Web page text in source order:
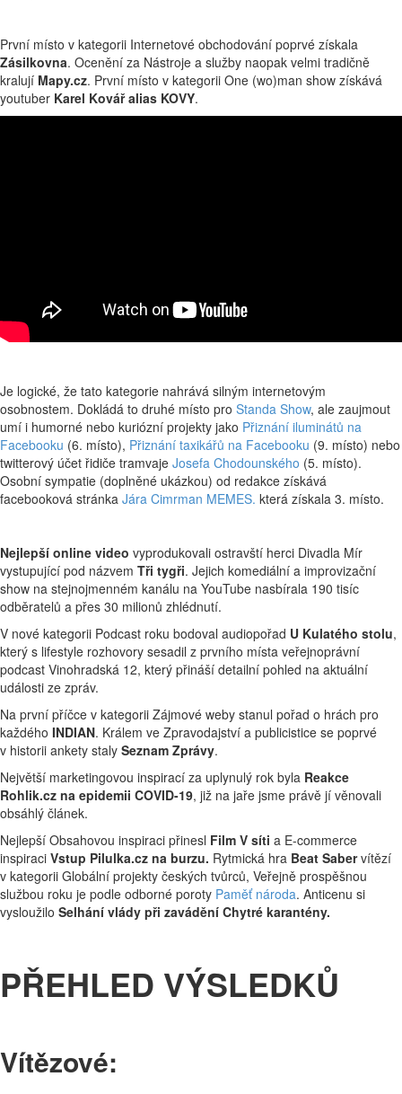
První místo v kategorii Internetové obchodování poprvé získala
Zásilkovna. Ocenění za Nástroje a služby naopak velmi tradičně
kralují Mapy.cz. První místo v kategorii One (wo)man show získává
youtuber Karel Kovář alias KOVY.
Je logické, že tato kategorie nahrává silným internetovým
osobnostem. Dokládá to druhé místo pro Standa Show, ale zaujmout
umí i humorné nebo kuriózní projekty jako Přiznání iluminátů na
Facebooku (6. místo), Přiznání taxikářů na Facebooku (9. místo) nebo
twitterový účet řidiče tramvaje Josefa Chodounského (5. místo).
Osobní sympatie (doplněné ukázkou) od redakce získává
facebooková stránka Jára Cimrman MEMES. která získala 3. místo.
Nejlepší online video vyprodukovali ostravští herci Divadla Mír
vystupující pod názvem Tři tygři. Jejich komediální a improvizační
show na stejnojmenném kanálu na YouTube nasbírala 190 tisíc
odběratelů a přes 30 milionů zhlédnutí.
V nové kategorii Podcast roku bodoval audiopořad U Kulatého stolu,
který s lifestyle rozhovory sesadil z prvního místa veřejnoprávní
podcast Vinohradská 12, který přináší detailní pohled na aktuální
události ze zpráv.
Na první příčce v kategorii Zájmové weby stanul pořad o hrách pro
každého INDIAN. Králem ve Zpravodajství a publicistice se poprvé
v historii ankety staly Seznam Zprávy.
Největší marketingovou inspirací za uplynulý rok byla Reakce
Rohlik.cz na epidemii COVID-19, již na jaře jsme právě jí věnovali
obsáhlý článek.
Nejlepší Obsahovou inspiraci přinesl Film V síti a E-commerce
inspiraci Vstup Pilulka.cz na burzu. Rytmická hra Beat Sabervítězí
v kategorii Globální projekty českých tvůrců, Veřejně prospěšnou
službou roku je podle odborné poroty Paměť národa. Anticenu si
vysloužilo Selhání vlády při zavádění Chytré karantény.
PŘEHLED VÝSLEDKŮ
Vítězové: